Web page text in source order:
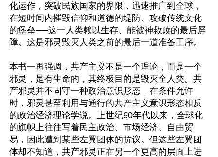
化运作，突破民族国家的界限，迅速推广到全球，
在短时间内摧毁信仰和道德的堤防、攻破传统文化
的堡垒──这一人类赖以生存、能被神救赎的最后屏
障。这是邪灵毁灭人类之前的最后一道准备工序。
本书一再强调，共产主义不是一个理论，而是一个
邪灵，是有生命的，其终极目的是毁灭全人类。共
产邪灵并不固守一种政治意识形态，在条件允许
时，邪灵甚至利用与通行的共产主义意识形态相反
的政治经济理论学说。上世纪90年代以来，全球化
的旗帜上往往写着民主政治、市场经济、自由贸
易，因此遭到某些左翼团体的抗议。但这些左翼团
体却不知道，共产邪灵正在另一个更高的层面上进